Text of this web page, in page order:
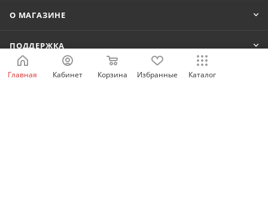
О МАГАЗИНЕ
ПОДДЕРЖКА
Главная Кабинет Корзина Избранные Каталог